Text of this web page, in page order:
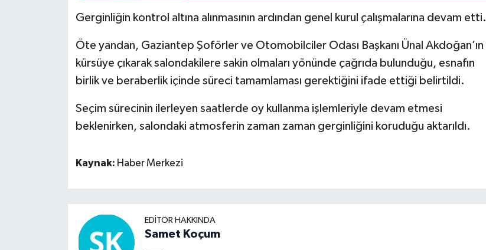
Gerginliğin kontrol altına alınmasının ardından genel kurul çalışmalarına devam etti.
Öte yandan, Gaziantep Şoförler ve Otomobilciler Odası Başkanı Ünal Akdoğan’ın
kürsüye çıkarak salondakilere sakin olmaları yönünde çağrıda bulunduğu, esnafın
birlik ve beraberlik içinde süreci tamamlaması gerektiğini ifade ettiği belirtildi.
Seçim sürecinin ilerleyen saatlerde oy kullanma işlemleriyle devam etmesi
beklenirken, salondaki atmosferin zaman zaman gerginliğini koruduğu aktarıldı.
Kaynak: Haber Merkezi
EDITÖR HAKKINDA
Samet Koçum